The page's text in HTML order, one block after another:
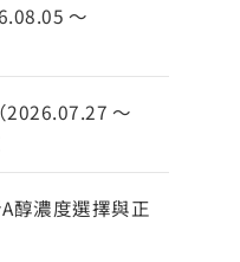
～
～
醇濃度選擇與正